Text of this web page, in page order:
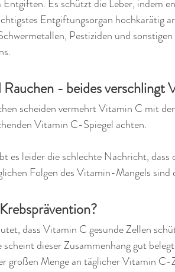
Es schützt die Leber, indem
Entgiftungsorgan hochkarätig
Pestiziden und
Rauchen - beides verschlingt
scheiden vermehrt Vitamin C mit
Vitamin C-Spiegel achten.
es leider die schlechte Nachricht,
Folgen des Vitamin-Mangels sind
dass Vitamin C gesunde Zellen
dieser Zusammenhang gut
großen Menge an täglicher Vitamin